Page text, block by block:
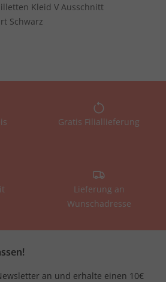
Kleid V Ausschnitt
Schwarz
Gratis Filiallieferung
Lieferung an
Wunschadresse
an und erhalte einen 10€